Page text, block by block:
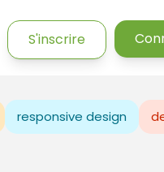
S'inscrire
responsive design